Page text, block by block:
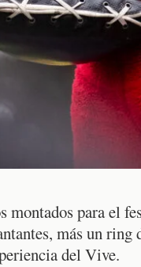
montados para el
más un
del Vive.